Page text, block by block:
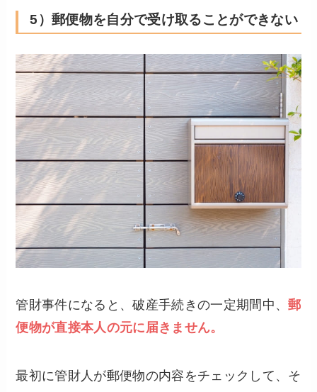
5）郵便物を自分で受け取ることができない
管財事件になると、破産手続きの一定期間中、郵
便物が直接本人の元に届きません。
最初に管財人が郵便物の内容をチェックして、そ